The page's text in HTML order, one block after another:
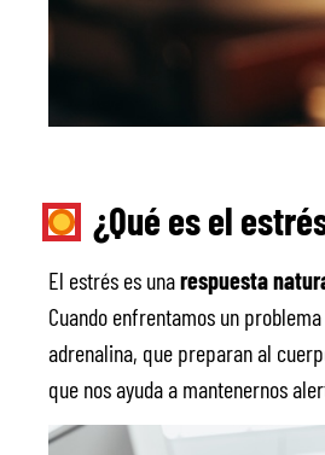
¿Qué es el
El estrés es unarespuesta
Cuando enfrentamos un
adrenalina, que preparan al
que nos ayuda a mantenernos